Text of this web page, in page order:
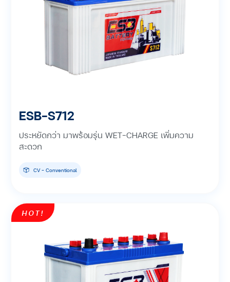
ESB-S712
ประหยัดกว่า มาพร้อมรุ่น WET-CHARGE เพิ่มความ
สะดวก
CV - Conventional
HOT!